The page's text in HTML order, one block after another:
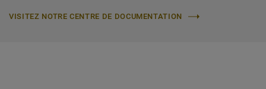
VISITEZ NOTRE CENTRE DE DOCUMENTATION